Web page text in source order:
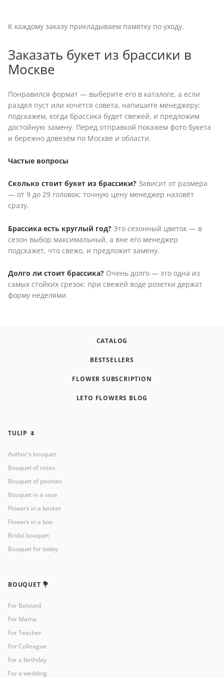
К каждому заказу прикладываем памятку по уходу.
Заказать букет из брассики в
Москве
Понравился формат — выберите его в каталоге, а если
раздел пуст или хочется совета, напишите менеджеру:
подскажем, когда брассика будет свежей, и предложим
достойную замену. Перед отправкой покажем фото букета
и бережно довезём по Москве и области.
Частые вопросы
Сколько стоит букет из брассики? Зависит от размера
— от 9 до 29 головок; точную цену менеджер назовёт
сразу.
Брассика есть круглый год? Это сезонный цветок — в
сезон выбор максимальный, а вне его менеджер
подскажет, что свежо, и предложит замену.
Долго ли стоит брассика? Очень долго — это одна из
самых стойких срезок: при свежей воде розетки держат
форму неделями.
CATALOG
BESTSELLERS
FLOWER SUBSCRIPTION
LETO FLOWERS BLOG
TULIP 🌷
Author's bouquet
Bouquet of roses
Bouquet of peonies
Bouquet in a vase
Flowers in a basket
Flowers in a box
Bridal bouquet
Bouquet for today
BOUQUET 💐
For Beloved
For Mama
For Teacher
For Colleague
For a birthday
For a wedding